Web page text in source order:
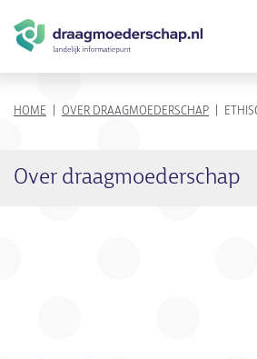
KRUIMELPAD
HOME OVER DRAAGMOEDERSCHAP
Over draagmoederschap